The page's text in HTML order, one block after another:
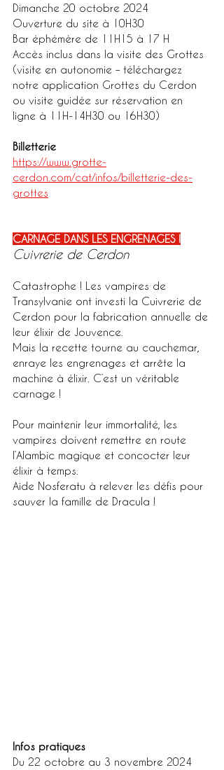
Dimanche 20 octobre 2024
Ouverture du site à 10H30
Bar éphémère de 11H15 à 17 H
Accès inclus dans la visite des Grottes
(visite en autonomie – téléchargez
notre application Grottes du Cerdon
ou visite guidée sur réservation en
ligne à 11H-14H30 ou 16H30)
Billetterie
https://www.grotte-
cerdon.com/cat/infos/billetterie-des-
grottes
CARNAGE DANS LES ENGRENAGES !
Cuivrerie de Cerdon
Catastrophe ! Les vampires de
Transylvanie ont investi la Cuivrerie de
Cerdon pour la fabrication annuelle de
leur élixir de Jouvence.
Mais la recette tourne au cauchemar,
enraye les engrenages et arrête la
machine à élixir. C’est un véritable
carnage !
Pour maintenir leur immortalité, les
vampires doivent remettre en route
l’Alambic magique et concocter leur
élixir à temps.
Aide Nosferatu à relever les défis pour
sauver la famille de Dracula !
Infos pratiques
Du 22 octobre au 3 novembre 2024